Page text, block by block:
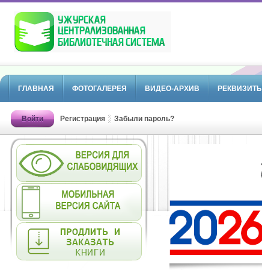
ГЛАВНАЯ ФОТОГАЛЕРЕЯ ВИДЕО-АРХИВ РЕКВИЗИТЫ
Войти Регистрация Забыли пароль?